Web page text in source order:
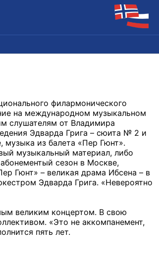
филармонического
на международном музыкальном
слушателям от Владимира
Эдварда Грига – сюита № 2 и
из балета «Пер Гюнт».
музыкальный материал, либо
сезон в Москве,
Гюнт» – великая драма Ибсена – в
Эдварда Грига. «Невероятно
великим концертом. В свою
«Это не аккомпанемент,
пять лет.